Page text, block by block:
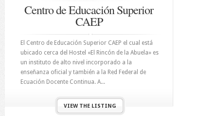
Centro de Educación Superior
CAEP
El Centro de Educación Superior CAEP el cual está
ubicado cerca del Hostel «El Rincón de la Abuela» es
un instituto de alto nivel incorporado a la
enseñanza oficial y también a la Red Federal de
Ecuación Docente Continua. A...
VIEW THE LISTING